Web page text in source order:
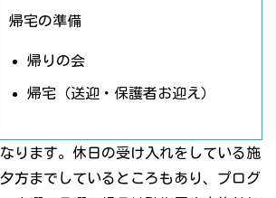
帰宅の準備
帰りの会
帰宅（送迎・保護者お迎え）
ります。休日の受け入れをしている施
方までしているところもあり、プログ